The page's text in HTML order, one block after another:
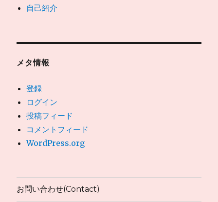
自己紹介
メタ情報
登録
ログイン
投稿フィード
コメントフィード
WordPress.org
お問い合わせ(Contact)